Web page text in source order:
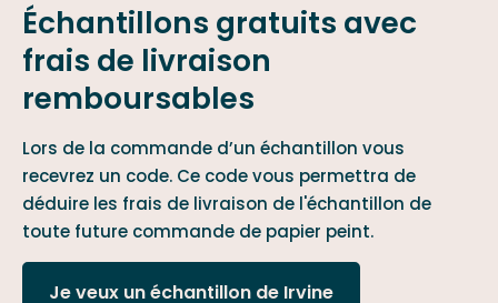
Échantillons gratuits avec
frais de livraison
remboursables
Lors de la commande d’un échantillon vous
recevrez un code. Ce code vous permettra de
déduire les frais de livraison de l'échantillon de
toute future commande de papier peint.
Je veux un échantillon de Irvine